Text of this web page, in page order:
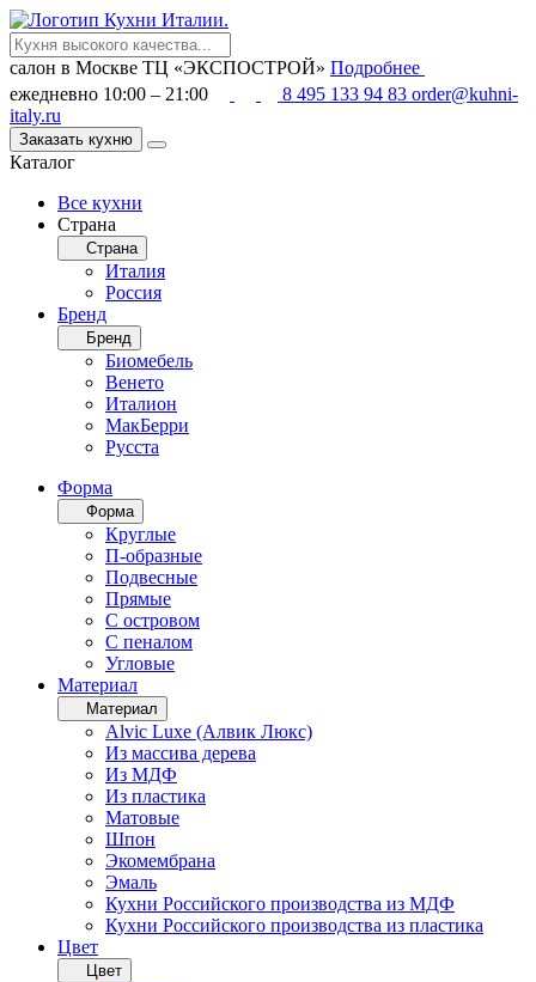
салон в Москве ТЦ «ЭКСПОСТРОЙ» Подробнее
ежедневно 10:00 – 21:00
8 495 133 94 83 order@kuhni-
italy.ru
Заказать кухню
Каталог
Все кухни
Страна
Страна
Италия
Россия
Бренд
Бренд
Биомебель
Венето
Италион
МакБерри
Русста
Форма
Форма
Круглые
П-образные
Подвесные
Прямые
С островом
С пеналом
Угловые
Материал
Материал
Alvic Luxe (Алвик Люкс)
Из массива дерева
Из МДФ
Из пластика
Матовые
Шпон
Экомембрана
Эмаль
Кухни Российского производства из МДФ
Кухни Российского производства из пластика
Цвет
Цвет